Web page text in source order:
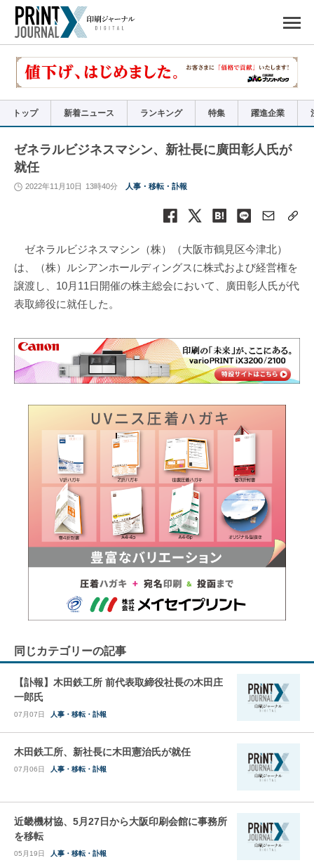
で
リ
トップ 新着ニュース ランキング 特集 躍進企業
ゼネラルビジネスマシン、新社長に廣田彰人氏が
就任
2022年11月10日 13時40分 人事・移転・訃報
ゼネラルビジネスマシン（株）（大阪市鶴見区今津北）
は、（株）ルシアンホールディングスに株式および経営権を
譲渡し、10月11日開催の株主総会において、廣田彰人氏が代
表取締役に就任した。
同じカテゴリーの記事
【訃報】木田鉄工所 前代表取締役社長の木田庄
一郎氏
07月07日 人事・移転・訃報
木田鉄工所、新社長に木田憲治氏が就任
07月06日 人事・移転・訃報
近畿機材協、5月27日から大阪印刷会館に事務所
を移転
05月19日 人事・移転・訃報